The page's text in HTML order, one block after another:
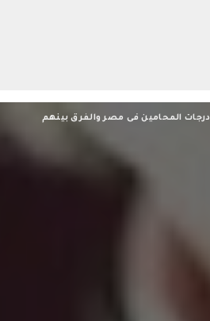
درجات المحامين فى مصر والفرق بينهم